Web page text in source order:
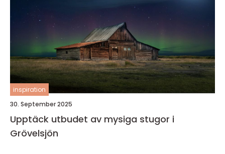
inspiration
30. September 2025
Upptäck utbudet av mysiga stugor i
Grövelsjön